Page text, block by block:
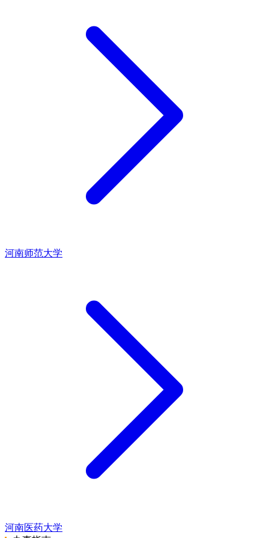
河南师范大学
河南医药大学